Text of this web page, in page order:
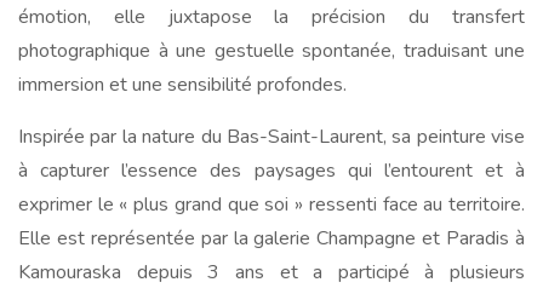
émotion, elle juxtapose la précision du transfert
photographique à une gestuelle spontanée, traduisant une
immersion et une sensibilité profondes.
Inspirée par la nature du Bas-Saint-Laurent, sa peinture vise
à capturer l’essence des paysages qui l’entourent et à
exprimer le « plus grand que soi » ressenti face au territoire.
Elle est représentée par la galerie Champagne et Paradis à
Kamouraska depuis 3 ans et a participé à plusieurs